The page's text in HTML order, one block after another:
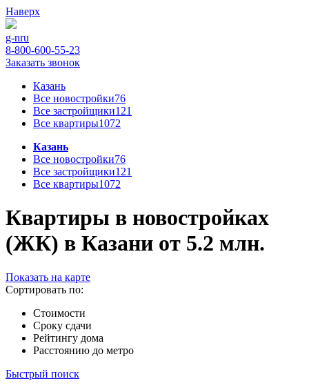
Наверх
g-nru
8-800-600-55-23
Заказать звонок
Казань
Все новостройки76
Все застройщики121
Все квартиры1072
Казань
Все новостройки76
Все застройщики121
Все квартиры1072
Квартиры в новостройках
(ЖК) в Казани от 5.2 млн.
Показать на карте
Сортировать по:
Стоимости
Сроку сдачи
Рейтингу дома
Расстоянию до метро
Быстрый поиск